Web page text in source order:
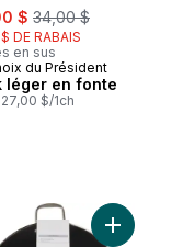
$ , formerly:
34,00 $
DE RABAIS
en sus
du Président
léger en fonte
27,00 $/1ch
12 po au panier
Ajouter